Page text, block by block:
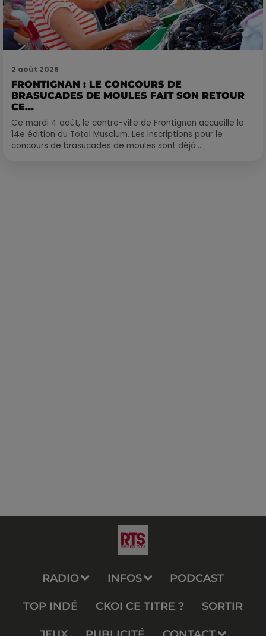
2 août 2026
FRONTIGNAN : LE CONCOURS DE
BRASUCADES DE MOULES FAIT SON RETOUR
CE...
Ce mardi 4 août, le centre-ville de Frontignan accueille la
14e édition du Total Musclum. Les inscriptions pour le
concours de brasucades de moules sont déjà...
RADIO INFOS PODCAST
TOP INDÉ CKOI CE TITRE ? SORTIR